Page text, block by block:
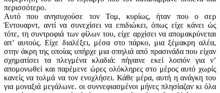
περισσότερο.
Αυτό που ανησυχούσε τον Τομ, κυρίως, ήταν που ο σερ
Έντουαρντ, αντί να συνεχίσει να επιδιώκει, όπως είχε κάνει ώς
τότε, τη συντροφιά των φίλων του, είχε αρχίσει να απομακρύνεται
απ’ αυτούς. Είχε διαλέξει, μέσα στο πάρκο, μια ξέμακρη αλέα,
στην άκρη της οποίας υπήρχε μια σπηλιά από πρασινάδα που είχαν
σχηματίσει τα πλεγμένα κλαδιά: πήγαινε εκεί λοιπόν για ν’
απομονωθεί και παρέμενε ώρες ολόκληρες στο μέρος αυτό χωρίς
κανείς να τολμά να τον ενοχλήσει. Κάθε μέρα, αυτή η ανάγκη του
για μοναξιά μεγάλωνε. οι συννεφιασμένοι μήνες πλησίαζαν κι όλα